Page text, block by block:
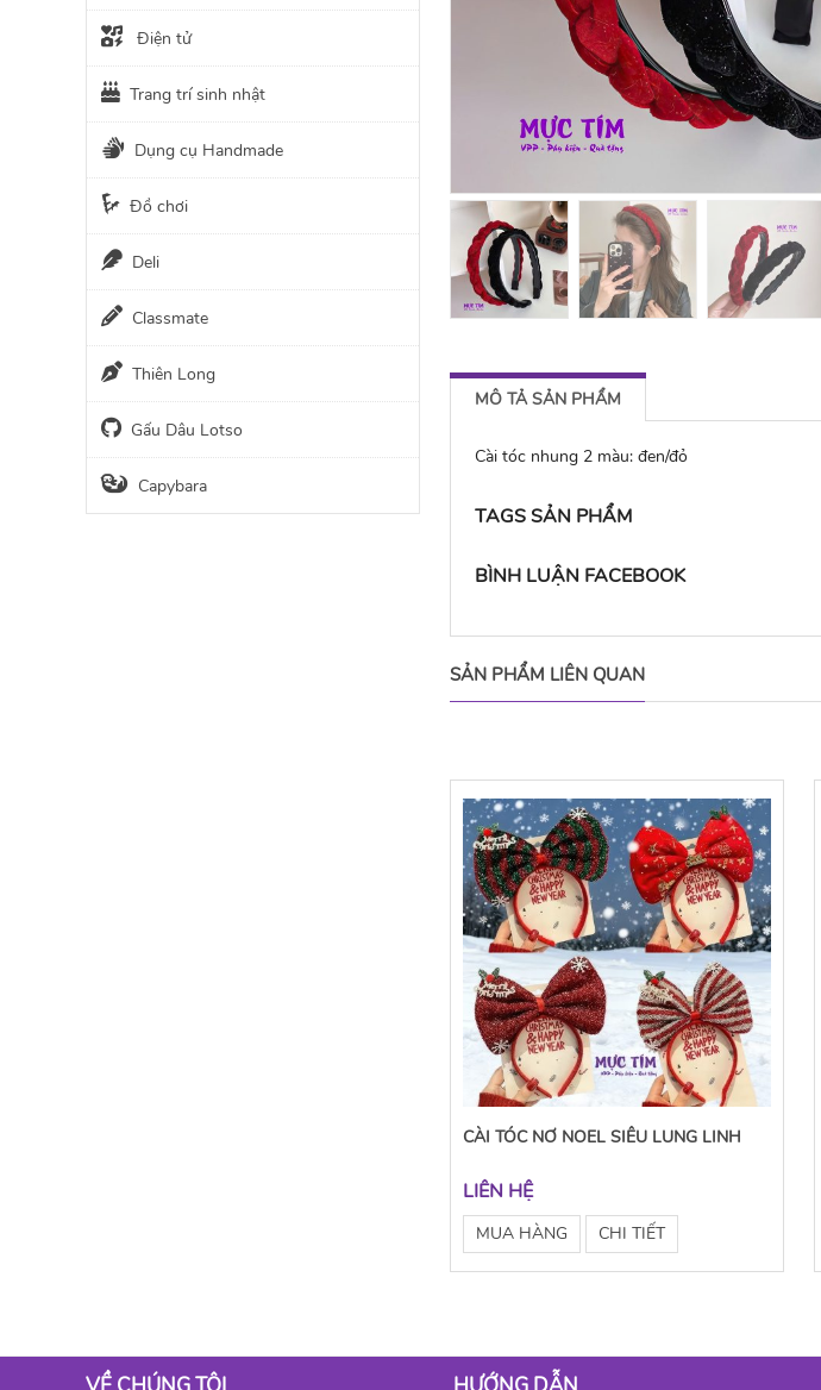
MÔ TẢ SẢN PHẨM
Cài tóc nhung 2 màu: đen/đỏ
TAGS SẢN PHẨM
BÌNH LUẬN FACEBOOK
SẢN PHẨM LIÊN QUAN
CÀI TÓC NƠ NOEL SIÊU LUNG LINH
LIÊN HỆ
MUA HÀNG CHI TIẾT
Điện tử
Trang trí sinh nhật
Dụng cụ Handmade
Đồ chơi
Deli
Classmate
Thiên Long
Gấu Dâu Lotso
Capybara